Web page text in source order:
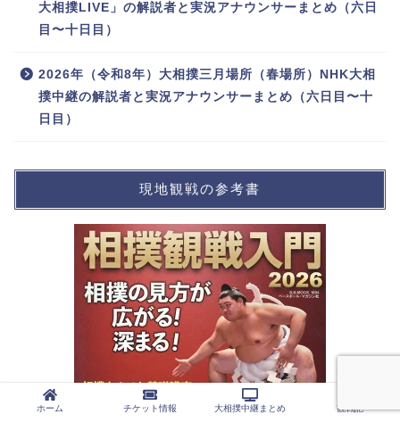
大相撲LIVE」の解説者と実況アナウンサーまとめ（六日
目〜十日目）
2026年（令和8年）大相撲三月場所（春場所）NHK大相
撲中継の解説者と実況アナウンサーまとめ（六日目〜十
日目）
現地観戦の参考書
ホーム チケット情報 大相撲中継まとめ 観戦記